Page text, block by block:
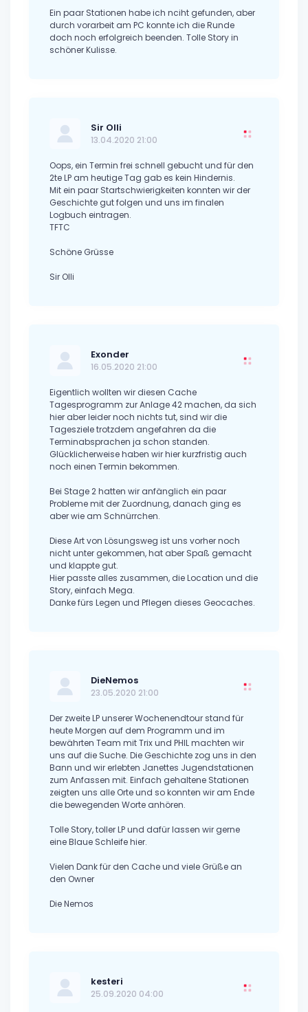
Ein paar Stationen habe ich nciht gefunden, aber
durch vorarbeit am PC konnte ich die Runde
doch noch erfolgreich beenden. Tolle Story in
schöner Kulisse.
Sir Olli
13.04.2020 21:00
Oops, ein Termin frei schnell gebucht und für den
2te LP am heutige Tag gab es kein Hindernis.
Mit ein paar Startschwierigkeiten konnten wir der
Geschichte gut folgen und uns im finalen
Logbuch eintragen.
TFTC
Schöne Grüsse
Sir Olli
Exonder
16.05.2020 21:00
Eigentlich wollten wir diesen Cache
Tagesprogramm zur Anlage 42 machen, da sich
hier aber leider noch nichts tut, sind wir die
Tagesziele trotzdem angefahren da die
Terminabsprachen ja schon standen.
Glücklicherweise haben wir hier kurzfristig auch
noch einen Termin bekommen.
Bei Stage 2 hatten wir anfänglich ein paar
Probleme mit der Zuordnung, danach ging es
aber wie am Schnürrchen.
Diese Art von Lösungsweg ist uns vorher noch
nicht unter gekommen, hat aber Spaß gemacht
und klappte gut.
Hier passte alles zusammen, die Location und die
Story, einfach Mega.
Danke fürs Legen und Pflegen dieses Geocaches.
DieNemos
23.05.2020 21:00
Der zweite LP unserer Wochenendtour stand für
heute Morgen auf dem Programm und im
bewährten Team mit Trix und PHIL machten wir
uns auf die Suche. Die Geschichte zog uns in den
Bann und wir erlebten Janettes Jugendstationen
zum Anfassen mit. Einfach gehaltene Stationen
zeigten uns alle Orte und so konnten wir am Ende
die bewegenden Worte anhören.
Tolle Story, toller LP und dafür lassen wir gerne
eine Blaue Schleife hier.
Vielen Dank für den Cache und viele Grüße an
den Owner
Die Nemos
kesteri
25.09.2020 04:00